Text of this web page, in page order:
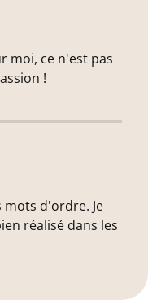
moi, ce n'est pas
!
mots d'ordre. Je
réalisé dans les